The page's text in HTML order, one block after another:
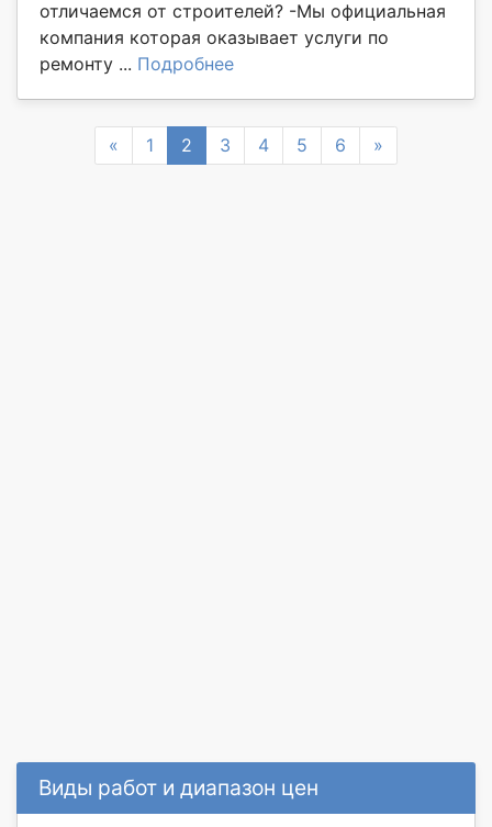
Виды работ и диапазон цен
отличаемся от строителей? -Мы официальная
компания которая оказывает услуги по
ремонту ... Подробнее
« Previous
1 2 3 4 5 6 »